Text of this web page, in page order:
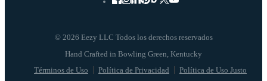
© 2026 Eezy LLC Todos los derechos reservados
Términos de Uso Política de Privacidad Política de Uso Justo